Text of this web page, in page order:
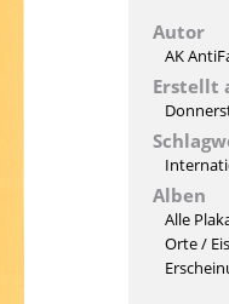
Autor
AK
Erstellt
Alben
Alle
Orte/